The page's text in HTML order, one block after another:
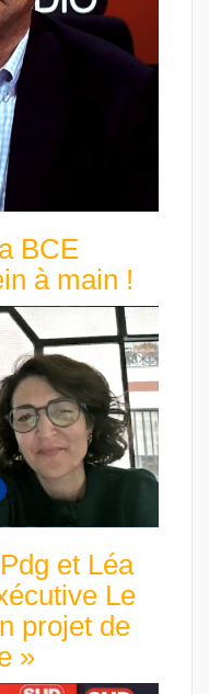
BCE
à main !
et Léa
Le
projet de
»